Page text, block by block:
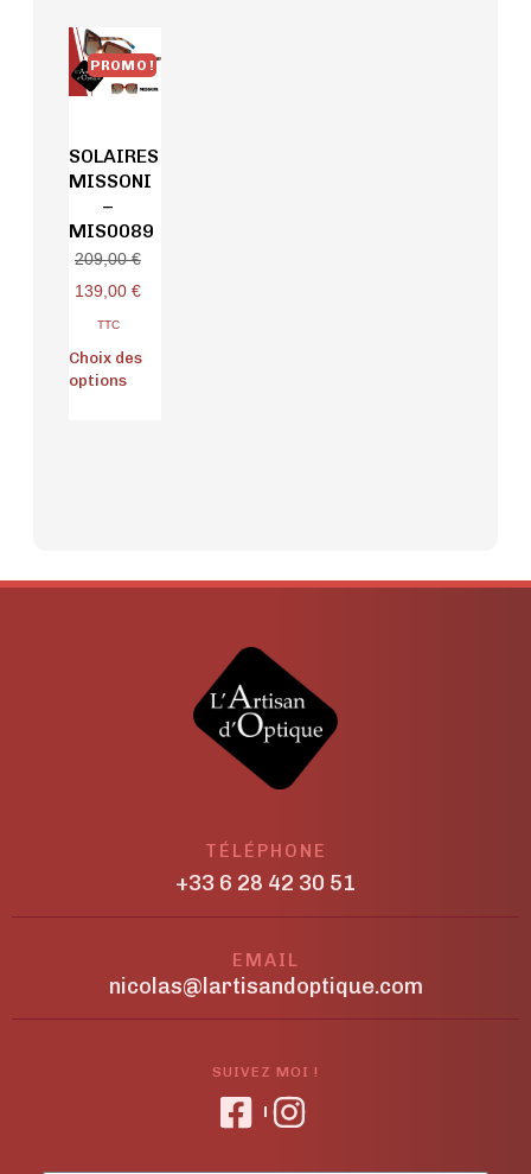
PROMO !
SOLAIRES
MISSONI
–
MIS0089
209,00€
139,00 €
TTC
Choix des
options
TÉLÉPHONE
+33 6 28 42 30 51
EMAIL
nicolas@lartisandoptique.com
SUIVEZ MOI !